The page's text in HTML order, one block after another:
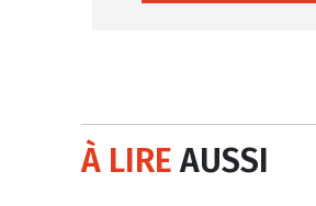
À LIREAUSSI